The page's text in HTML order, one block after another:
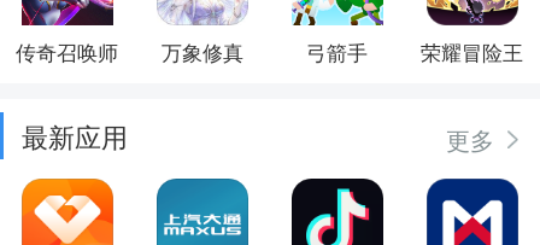
传奇召唤师 万象修真 弓箭手 荣耀冒险王
最新应用 更多